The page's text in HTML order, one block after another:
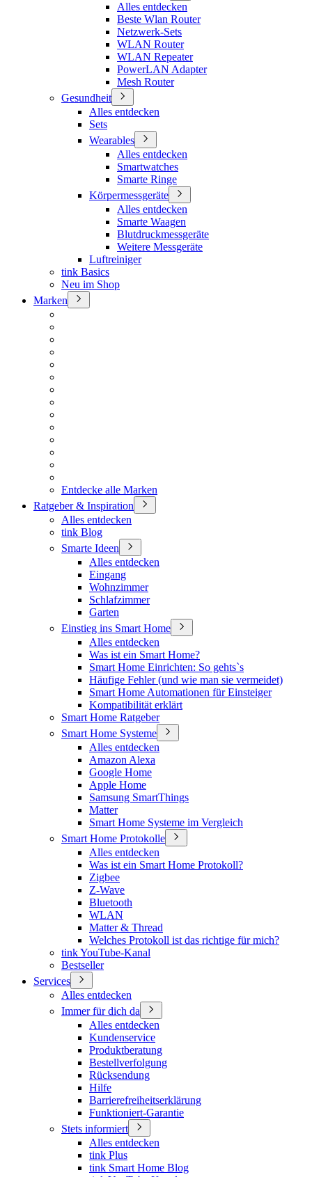
Alles entdecken
Beste Wlan Router
Netzwerk-Sets
WLAN Router
WLAN Repeater
PowerLAN Adapter
Mesh Router
Gesundheit
Alles entdecken
Sets
Wearables
Alles entdecken
Smartwatches
Smarte Ringe
Körpermessgeräte
Alles entdecken
Smarte Waagen
Blutdruckmessgeräte
Weitere Messgeräte
Luftreiniger
tink Basics
Neu im Shop
Marken
Entdecke alle Marken
Ratgeber & Inspiration
Alles entdecken
tink Blog
Smarte Ideen
Alles entdecken
Eingang
Wohnzimmer
Schlafzimmer
Garten
Einstieg ins Smart Home
Alles entdecken
Was ist ein Smart Home?
Smart Home Einrichten: So gehts`s
Häufige Fehler (und wie man sie vermeidet)
Smart Home Automationen für Einsteiger
Kompatibilität erklärt
Smart Home Ratgeber
Smart Home Systeme
Alles entdecken
Amazon Alexa
Google Home
Apple Home
Samsung SmartThings
Matter
Smart Home Systeme im Vergleich
Smart Home Protokolle
Alles entdecken
Was ist ein Smart Home Protokoll?
Zigbee
Z-Wave
Bluetooth
WLAN
Matter & Thread
Welches Protokoll ist das richtige für mich?
tink YouTube-Kanal
Bestseller
Services
Alles entdecken
Immer für dich da
Alles entdecken
Kundenservice
Produktberatung
Bestellverfolgung
Rücksendung
Hilfe
Barrierefreiheitserklärung
Funktioniert-Garantie
Stets informiert
Alles entdecken
tink Plus
tink Smart Home Blog